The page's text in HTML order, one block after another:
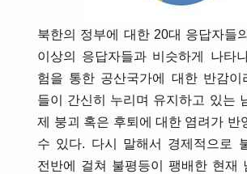
북한의 정부에 대한 20대 응답자들
이상의 응답자들과 비슷하게 나타
험을 통한 공산국가에 대한 반감이
들이 간신히 누리며 유지하고 있는
제 붕괴 혹은 후퇴에 대한 염려가 반
수 있다. 다시 말해서 경제적으로
전반에 걸쳐 불평등이 팽배한 현재